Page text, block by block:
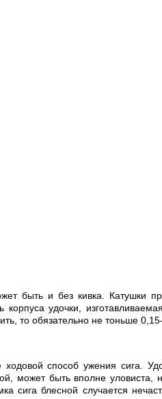
быть и без кивка. Катушки
удочки,
то обязательно не тоньше
способ ужения сига.
может быть вполне уловиста,
сига блесной случается